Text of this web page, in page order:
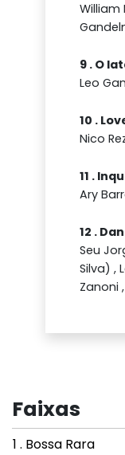
William
9 . O
Leo
10 .
Nico
11 .
Ary
12 .
Seu
Silva) ,
Zanoni
Faixas
1 . Bossa Rara